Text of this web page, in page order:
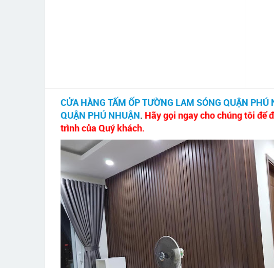
CỬA HÀNG TẤM ỐP TƯỜNG LAM SÓNG QUẬN PHÚ
QUẬN PHÚ NHUẬN. Hãy gọi ngay cho chúng tôi để
trình của Quý khách.